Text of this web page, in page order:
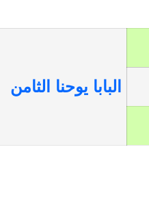
البابا يوحنا الثامن